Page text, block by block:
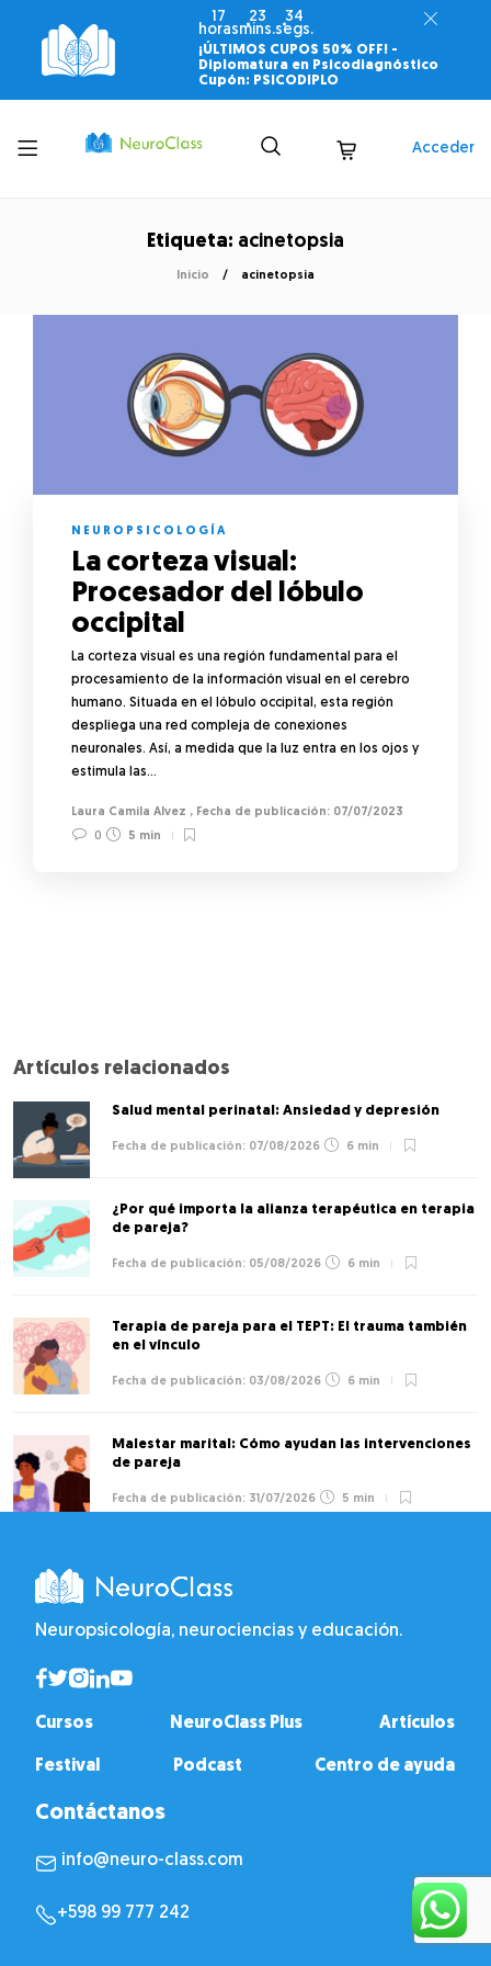
17
horas
23
mins.
34
segs.
¡ÚLTIMOS CUPOS 50% OFF! -
Diplomatura en Psicodiagnóstico
Cupón: PSICODIPLO
Toggle
menu
Acceder
Etiqueta: acinetopsia
Inicio acinetopsia
NEUROPSICOLOGÍA
La corteza visual:
Procesador del lóbulo
occipital
La corteza visual es una región fundamental para el
procesamiento de la información visual en el cerebro
humano. Situada en el lóbulo occipital, esta región
despliega una red compleja de conexiones
neuronales. Así, a medida que la luz entra en los ojos y
estimula las…
Laura Camila Alvez ,
07/07/2023
0
5 min
Artículos relacionados
Salud mental perinatal: Ansiedad y depresión
07/08/2026 6 min
¿Por qué importa la alianza terapéutica en terapia
de pareja?
05/08/2026 6 min
Terapia de pareja para el TEPT: El trauma también
en el vínculo
03/08/2026 6 min
Malestar marital: Cómo ayudan las intervenciones
de pareja
31/07/2026 5 min
Neuropsicología, neurociencias y educación.
Cursos NeuroClass Plus Artículos
Festival Podcast Centro de ayuda
Contáctanos
info@neuro-class.com
+598 99 777 242